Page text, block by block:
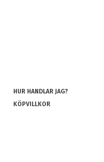
HUR HANDLAR JAG?
KÖPVILLKOR